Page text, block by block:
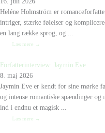
Heléne Holmström er
intriger, stærke følelser og
en lang række sprog, og ...
Læs mere →
Forfatterinterview: Jaymin Eve
8. maj 2026
Jaymin Eve er kendt for sine mørke
og intense romantiske spændinger
ind i endnu et magisk ...
Læs mere →